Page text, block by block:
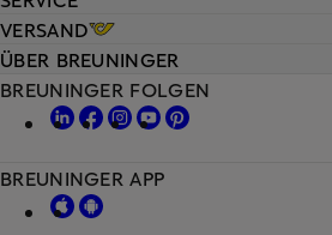
VERSAND
ÜBER BREUNINGER
BREUNINGER FOLGEN
BREUNINGER APP